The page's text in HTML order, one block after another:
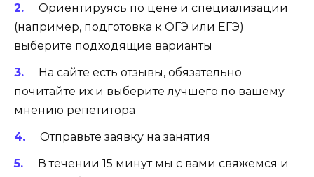
Ориентируясь по цене и специализации
(например, подготовка к ОГЭ или ЕГЭ)
выберите подходящие варианты
На сайте есть отзывы, обязательно
почитайте их и выберите лучшего по вашему
мнению репетитора
Отправьте заявку на занятия
В течении 15 минут мы с вами свяжемся и